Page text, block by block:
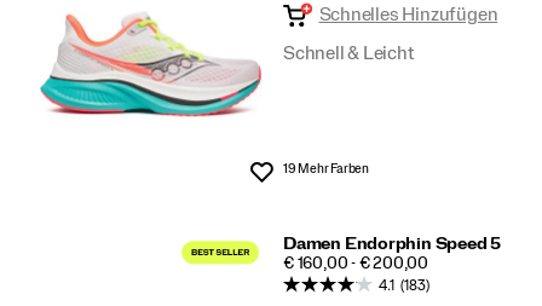
Wunschliste
Schnelles Hinzufügen
Schnell & Leicht
19 Mehr Farben
Damen Endorphin Speed 5
PRICE
€ 160,00 - € 200,00
4.1 (183)